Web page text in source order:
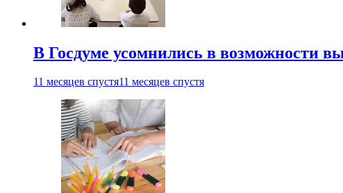
В Госдуме усомнились в возможности
11 месяцев спустя11 месяцев спустя